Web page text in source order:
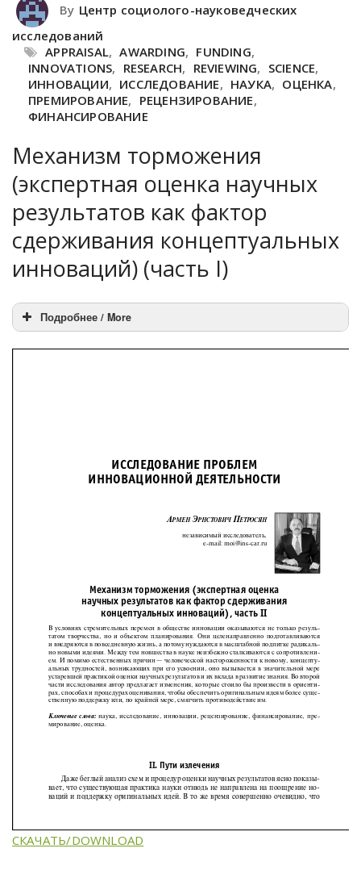
By Центр социолого-науковедческих
исследований
APPRAISAL, AWARDING, FUNDING,
INNOVATIONS, RESEARCH, REVIEWING, SCIENCE,
ИННОВАЦИИ, ИССЛЕДОВАНИЕ, НАУКА, ОЦЕНКА,
ПРЕМИРОВАНИЕ, РЕЦЕНЗИРОВАНИЕ,
ФИНАНСИРОВАНИЕ
Механизм торможения
(экспертная оценка научных
результатов как фактор
сдерживания концептуальных
инноваций) (часть I)
Подробнее / More
СКАЧАТЬ/DOWNLOAD